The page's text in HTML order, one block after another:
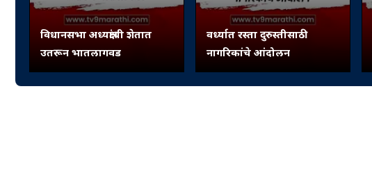
विधानसभा अध्यक्षांची शेतात
उतरून भातलागवड
वर्ध्यात रस्ता दुरुस्तीसाठी
नागरिकांचे आंदोलन